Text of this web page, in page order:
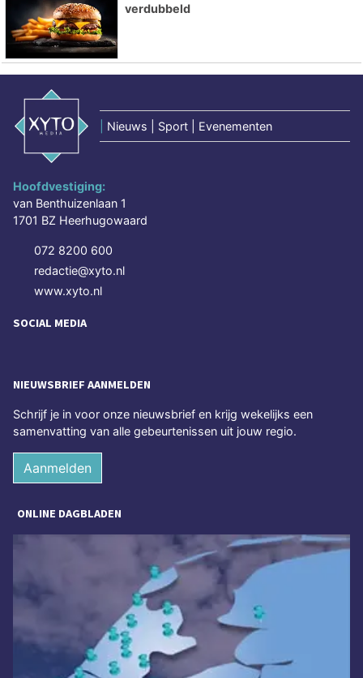
verdubbeld
Nieuws | Sport | Evenementen
Hoofdvestiging:
van Benthuizenlaan 1
1701 BZ Heerhugowaard
072 8200 600
redactie@xyto.nl
www.xyto.nl
SOCIAL MEDIA
NIEUWSBRIEF AANMELDEN
Schrijf je in voor onze nieuwsbrief en krijg wekelijks een
samenvatting van alle gebeurtenissen uit jouw regio.
Aanmelden
ONLINE DAGBLADEN